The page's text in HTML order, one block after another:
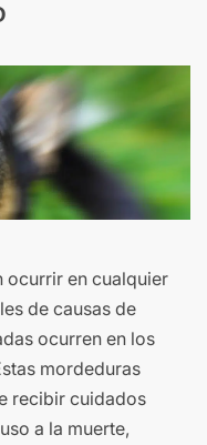
ocurrir en cualquier
de causas de
ocurren en los
mordeduras
recibir cuidados
a la muerte,